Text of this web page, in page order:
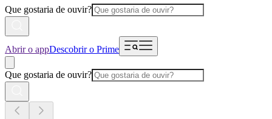
Que gostaria de ouvir?
Abrir o appDescobrir o Prime
Que gostaria de ouvir?